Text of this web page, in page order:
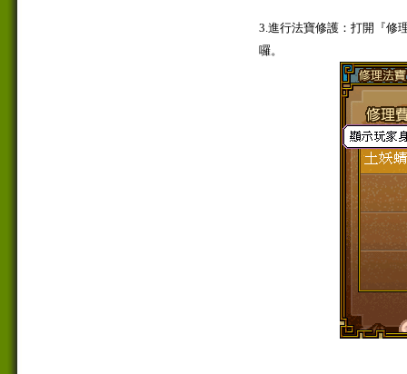
3.進行法寶修護：打開『修
囉。